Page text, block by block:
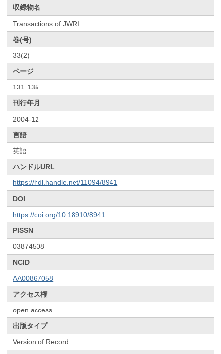
収録物名
Transactions of JWRI
巻(号)
33(2)
ページ
131-135
刊行年月
2004-12
言語
英語
ハンドルURL
https://hdl.handle.net/11094/8941
DOI
https://doi.org/10.18910/8941
PISSN
03874508
NCID
AA00867058
アクセス権
open access
出版タイプ
Version of Record